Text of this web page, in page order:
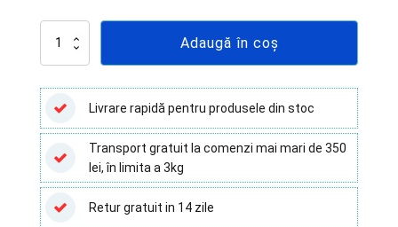
Cantitate
Eprubete
5
ml
PS
,
12x75
mm
1000
buc,
Deltalab
Adaugă în coș
Livrare rapidă pentru produsele din stoc
Transport gratuit la comenzi mai mari de 350
lei, în limita a 3kg
Retur gratuit in 14 zile